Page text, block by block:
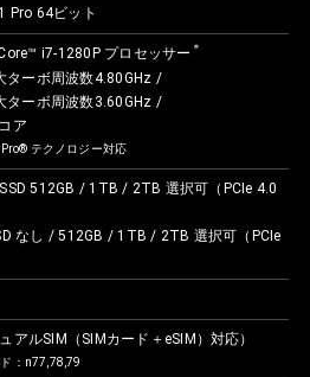
Pro 64ビット
i7-1280P プロセッサー ＊
ターボ周波数4.80GHz /
ターボ周波数3.60GHz /
ア
テクノロジー対応
512GB / 1TB / 2TB 選択可（PCIe 4.0
なし / 512GB / 1TB / 2TB 選択可（PCIe
アルSIM（SIMカード＋eSIM）対応）
：n77,78,79